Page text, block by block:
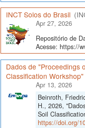
INCT Solos do Brasil
Apr 27, 2026
Repositório de
Acesse: https://
Dados de "Proceedings
Classification Workshop"
Apr 13, 2026
Beinroth,
H., 2026,
Soil
https://doi.org/